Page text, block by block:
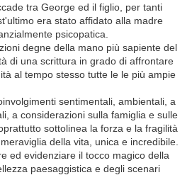
tra George ed il figlio, per tanti
era stato affidato alla madre
psicopatica.
degne della mano più sapiente del
di una scrittura in grado di affrontare
al tempo stesso tutte le le più ampie
sentimentali, ambientali, a
a considerazioni sulla famiglia e sulle
sottolinea la forza e la fragilità
della vita, unica e incredibile.
ed evidenziare il tocco magico della
paesaggistica e degli scenari